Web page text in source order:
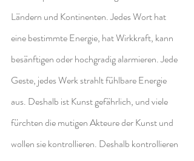
Ländern und Kontinenten. Jedes Wort hat
eine bestimmte Energie, hat Wirkkraft, kann
besänftigen oder hochgradig alarmieren. Jede
Geste, jedes Werk strahlt fühlbare Energie
aus. Deshalb ist Kunst gefährlich, und viele
fürchten die mutigen Akteure der Kunst und
wollen sie kontrollieren. Deshalb kontrollieren